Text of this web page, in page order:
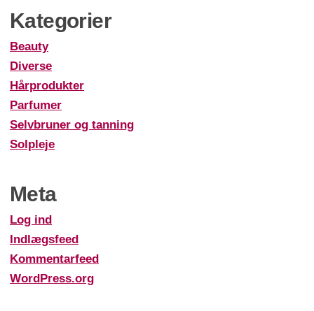
Kategorier
Beauty
Diverse
Hårprodukter
Parfumer
Selvbruner og tanning
Solpleje
Meta
Log ind
Indlægsfeed
Kommentarfeed
WordPress.org